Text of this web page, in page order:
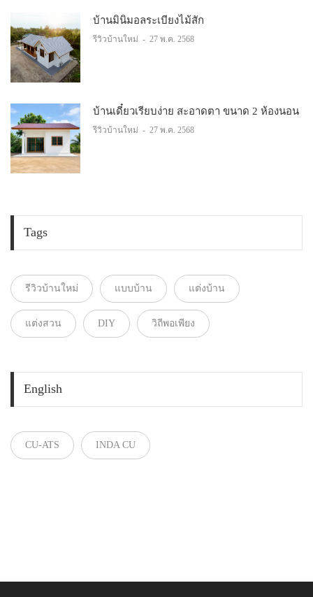
บ้านมินิมอลระเบียงไม้สัก
รีวิวบ้านใหม่ - 27 พ.ค. 2568
บ้านเดี๋ยวเรียบง่าย สะอาดตา ขนาด 2 ห้องนอน
รีวิวบ้านใหม่ - 27 พ.ค. 2568
Tags
รีวิวบ้านใหม่ แบบบ้าน แต่งบ้าน
แต่งสวน DIY วิถีพอเพียง
English
CU-ATS INDA CU